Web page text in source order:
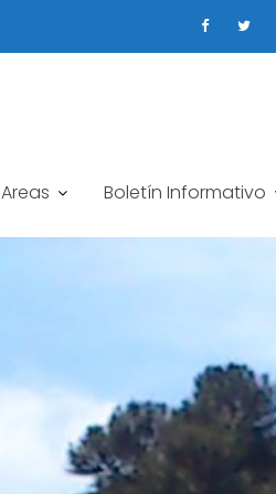
Areas Boletín Informativo